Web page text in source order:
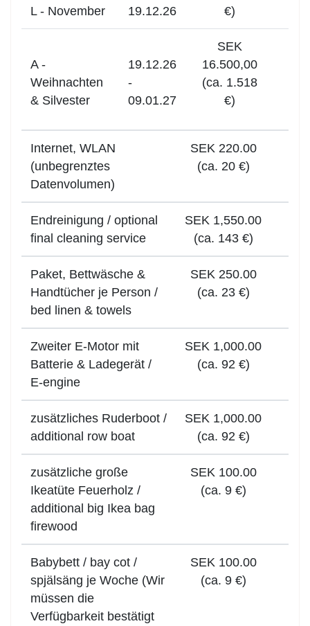
L - November
19.12.26
€)
A -
Weihnachten
& Silvester
19.12.26
-
09.01.27
SEK
16.500,00
(ca. 1.518
€)
Internet, WLAN
(unbegrenztes
Datenvolumen)
SEK 220.00
(ca. 20 €)
Endreinigung / optional
final cleaning service
SEK 1,550.00
(ca. 143 €)
Paket, Bettwäsche &
Handtücher je Person /
bed linen & towels
SEK 250.00
(ca. 23 €)
Zweiter E-Motor mit
Batterie & Ladegerät /
E-engine
SEK 1,000.00
(ca. 92 €)
zusätzliches Ruderboot /
additional row boat
SEK 1,000.00
(ca. 92 €)
zusätzliche große
Ikeatüte Feuerholz /
additional big Ikea bag
firewood
SEK 100.00
(ca. 9 €)
Babybett / bay cot /
spjälsäng je Woche (Wir
müssen die
Verfügbarkeit bestätigt
SEK 100.00
(ca. 9 €)